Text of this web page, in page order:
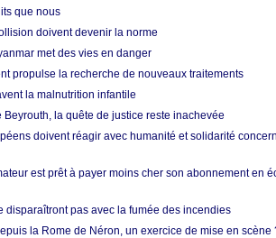
que nous
doivent devenir la norme
met des vies en danger
propulse la recherche de nouveaux traitements
la malnutrition infantile
la quête de justice reste inachevée
doivent réagir avec humanité et solidarité
est prêt à payer moins cher son abonnement en
disparaîtront pas avec la fumée des incendies
la Rome de Néron, un exercice de mise en scène